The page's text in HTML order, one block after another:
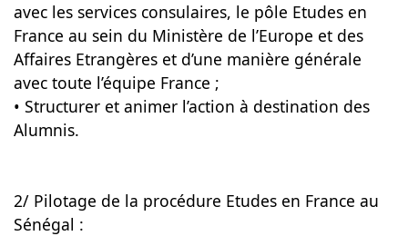
avec les services consulaires, le pôle Etudes en
France au sein du Ministère de l’Europe et des
Affaires Etrangères et d’une manière générale
avec toute l’équipe France ;
• Structurer et animer l’action à destination des
Alumnis.
2/ Pilotage de la procédure Etudes en France au
Sénégal :